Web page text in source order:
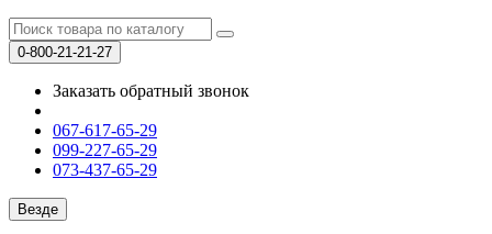
0-800-21-21-27
Заказать обратный звонок
067-617-65-29
099-227-65-29
073-437-65-29
Везде